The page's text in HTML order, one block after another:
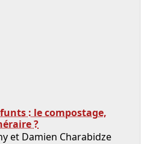
: le compostage,
?
et Damien Charabidze